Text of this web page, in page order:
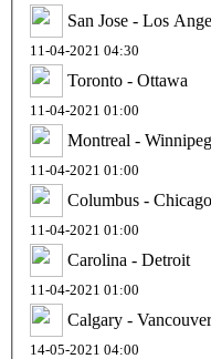
San Jose - Los
11-04-2021 04:30
Toronto - Ottawa
11-04-2021 01:00
Montreal - Winnipeg
11-04-2021 01:00
Columbus - Chicago
11-04-2021 01:00
Carolina - Detroit
11-04-2021 01:00
Calgary - Vancouver
14-05-2021 04:00